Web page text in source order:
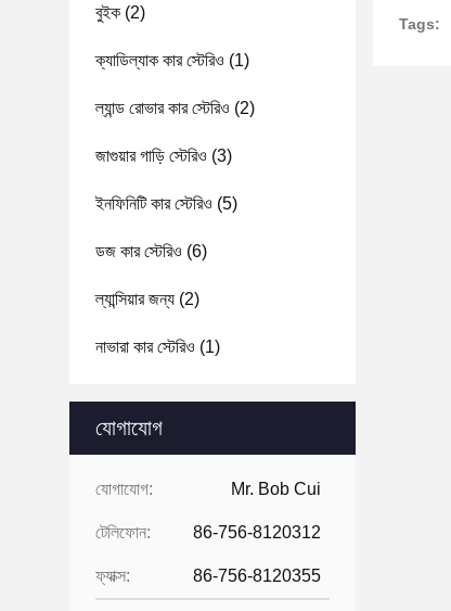
বুইক (2)
ক্যাডিল্যাক কার স্টেরিও (1)
ল্যান্ড রোভার কার স্টেরিও (2)
জাগুয়ার গাড়ি স্টেরিও (3)
ইনফিনিটি কার স্টেরিও (5)
ডজ কার স্টেরিও (6)
ল্যান্সিয়ার জন্য (2)
নাভারা কার স্টেরিও (1)
যোগাযোগ
যোগাযোগ: Mr. Bob Cui
টেলিফোন: 86-756-8120312
ফ্যাক্স: 86-756-8120355
Tags: